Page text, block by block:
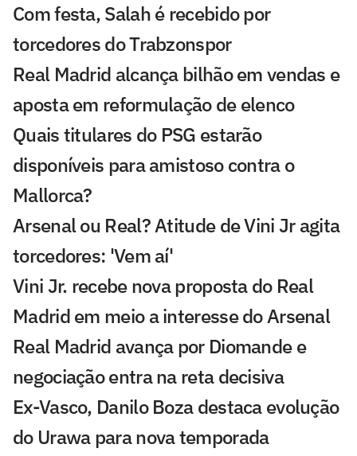
Com festa, Salah é recebido por
torcedores do Trabzonspor
Real Madrid alcança bilhão em vendas e
aposta em reformulação de elenco
Quais titulares do PSG estarão
disponíveis para amistoso contra o
Mallorca?
Arsenal ou Real? Atitude de Vini Jr agita
torcedores: 'Vem aí'
Vini Jr. recebe nova proposta do Real
Madrid em meio a interesse do Arsenal
Real Madrid avança por Diomande e
negociação entra na reta decisiva
Ex-Vasco, Danilo Boza destaca evolução
do Urawa para nova temporada